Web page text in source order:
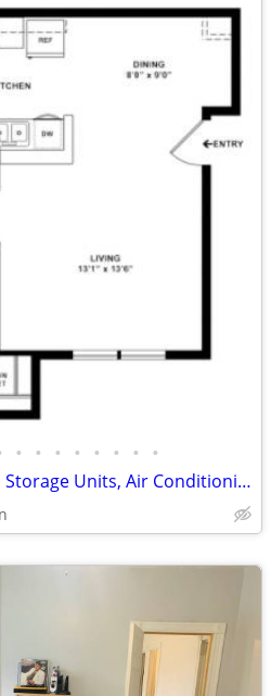
• • • • • • • •
Professionally Managed, Storage Units, Air Conditioning